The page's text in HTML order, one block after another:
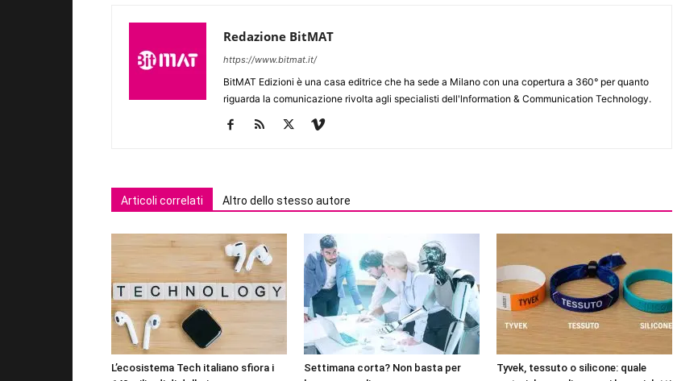
Redazione BitMAT
https://www.bitmat.it/
BitMAT Edizioni è una casa editrice che ha sede a Milano con una copertura a 360° per quanto
riguarda la comunicazione rivolta agli specialisti dell'lnformation & Communication Technology.
Articoli correlati Altro dello stesso autore
L’ecosistema Tech italiano sfiora i
Settimana corta? Non basta per
Tyvek, tessuto o silicone: quale